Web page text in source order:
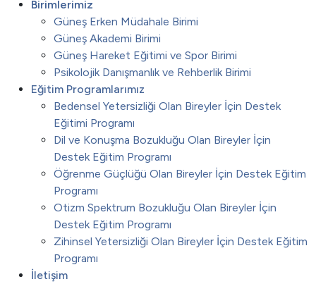
Birimlerimiz
Güneş Erken Müdahale Birimi
Güneş Akademi Birimi
Güneş Hareket Eğitimi ve Spor Birimi
Psikolojik Danışmanlık ve Rehberlik Birimi
Eğitim Programlarımız
Bedensel Yetersizliği Olan Bireyler İçin Destek
Eğitimi Programı
Dil ve Konuşma Bozukluğu Olan Bireyler İçin
Destek Eğitim Programı
Öğrenme Güçlüğü Olan Bireyler İçin Destek Eğitim
Programı
Otizm Spektrum Bozukluğu Olan Bireyler İçin
Destek Eğitim Programı
Zihinsel Yetersizliği Olan Bireyler İçin Destek Eğitim
Programı
İletişim